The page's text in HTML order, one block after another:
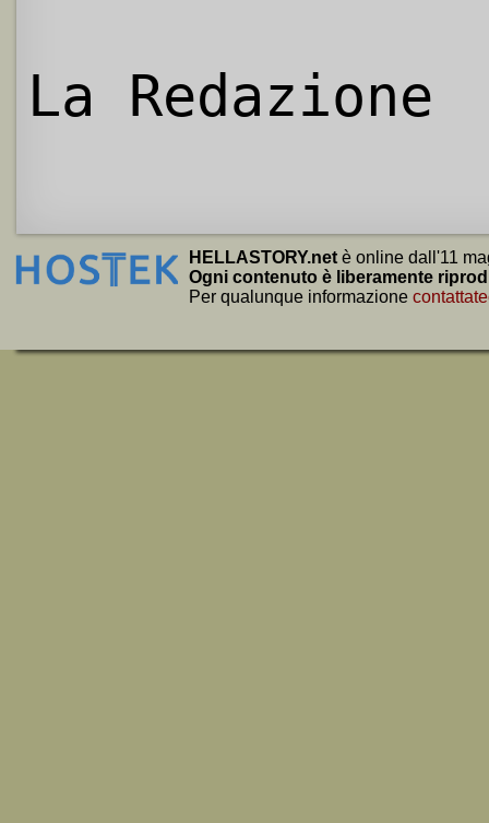
La Redazione
HELLASTORY.net è online dall'11
Ogni contenuto è liberamente
Per qualunque informazione